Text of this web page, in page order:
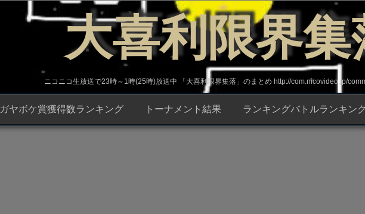
大喜利限界集
ニコニコ生放送で23時～1時(25時)放送中 「大喜利限界集落」のまとめ http://com.nicovideo.jp/
ガヤボケ賞獲得数ランキング トーナメント結果 ランキングバトルランキン